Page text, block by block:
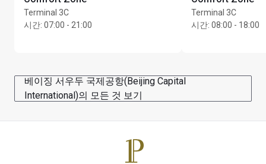
받기 전, 유효한 카드와 당일 출발이 확정된 탑승권을 제
시해야 합니다
깨/다리/목/팔/머리/얼굴(CNY198 상당), 20분 발 마사지
(CNY198 상당) 또는 20분 귀 트리트먼트(CNY198 상당))
전, 유효한 카드와 당일 출발이 확정된 탑승권을 제시해
Terminal 3C
시간: 07:00 - 21:00
Terminal 3C
시간: 08:00 - 18:00
베이징 서우두 국제공항(Beijing Capital
International)의 모든 것 보기